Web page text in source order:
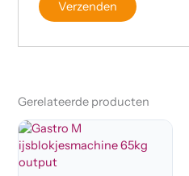
Gerelateerde producten